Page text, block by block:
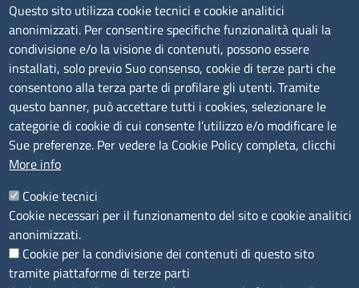
EMAIL: info.sni@unioncamere.it
C.F.: 01484460587
P.Iva: 01000211001
SERVIZIO REALIZZATO DA
SEGUICI SU
Questo sito utilizza cookie tecnici e cookie analitici
anonimizzati. Per consentire specifiche funzionalità quali la
condivisione e/o la visione di contenuti, possono essere
installati, solo previo Suo consenso, cookie di terze parti che
consentono alla terza parte di profilare gli utenti. Tramite
questo banner, può accettare tutti i cookies, selezionare le
categorie di cookie di cui consente l’utilizzo e/o modificare le
Sue preferenze. Per vedere la Cookie Policy completa, clicchi
More info
Cookie tecnici
Cookie necessari per il funzionamento del sito e cookie analitici
anonimizzati.
Cookie per la condivisione dei contenuti di questo sito
tramite piattaforme di terze parti